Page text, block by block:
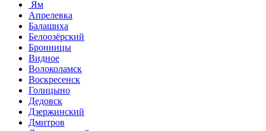
Ям
Апрелевка
Балашиха
Белоозёрский
Бронницы
Видное
Волоколамск
Воскресенск
Голицыно
Дедовск
Дзержинский
Дмитров